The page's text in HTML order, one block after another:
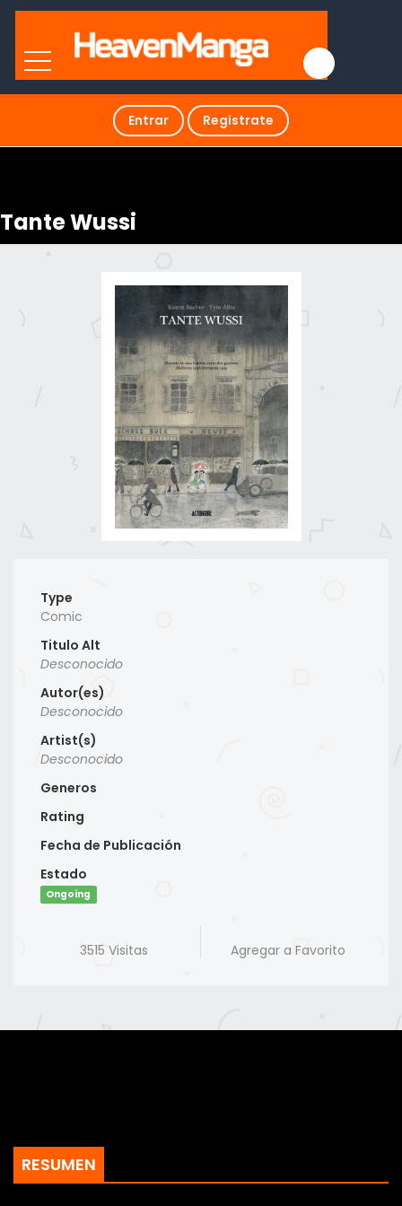
Entrar Regístrate
Tante Wussi
Type
Comic
Titulo Alt
Desconocido
Autor(es)
Desconocido
Artist(s)
Desconocido
Generos
Rating
Fecha de Publicación
Estado
Ongoing
3515 Visitas Agregar a Favorito
RESUMEN